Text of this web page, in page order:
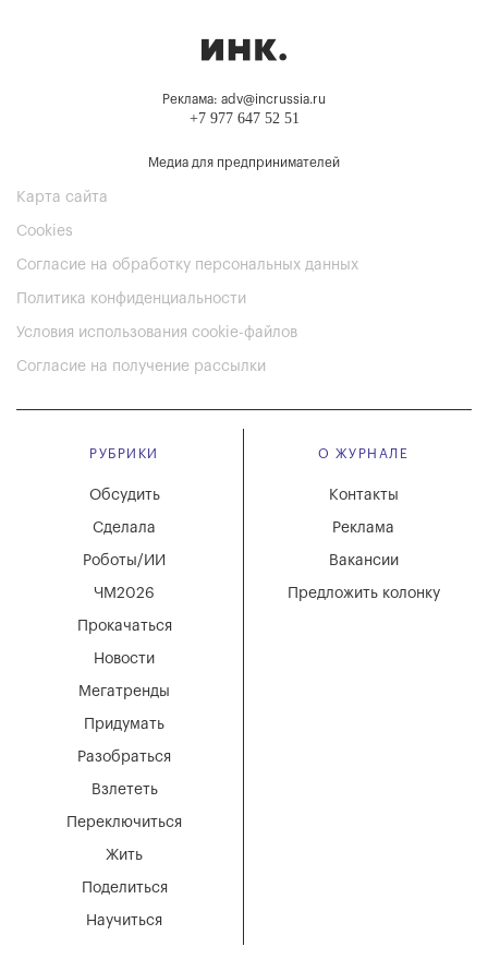
Реклама: adv@incrussia.ru
+7 977 647 52 51
Медиа для предпринимателей
Карта сайта
Cookies
Согласие на обработку персональных данных
Политика конфиденциальности
Условия использования cookie-файлов
Согласие на получение рассылки
РУБРИКИ
Мегатренды
Придумать
Разобраться
Взлететь
Новости
Переключиться
Жить
Поделиться
Научиться
Обсудить
Сделала
Роботы/ИИ
ЧМ2026
Прокачаться
О ЖУРНАЛЕ
Вакансии
Реклама
Контакты
Предложить колонку